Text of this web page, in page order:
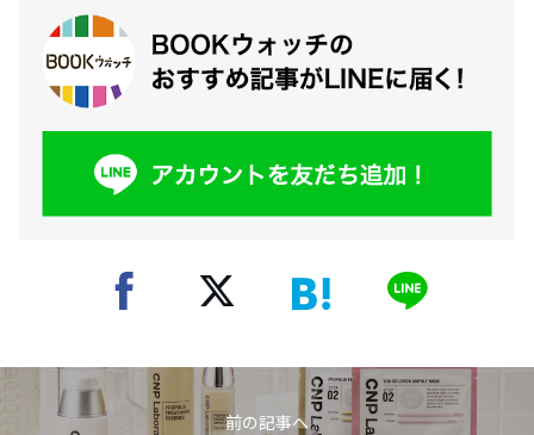
前の記事へ